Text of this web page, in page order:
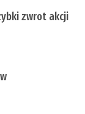
zwrot akcji